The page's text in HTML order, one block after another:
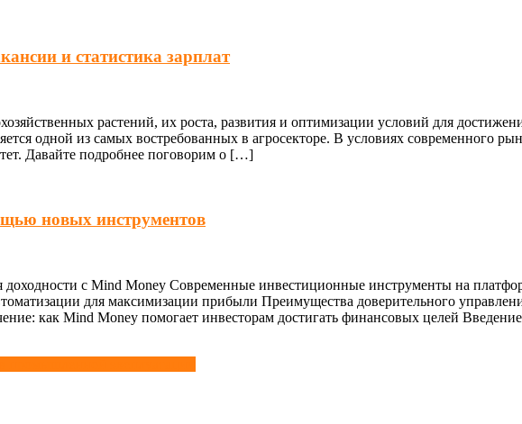
и статистика зарплат
растений, их роста, развития и оптимизации условий для
одной из самых востребованных в агросекторе. В условиях современного
Давайте подробнее поговорим о […]
новых инструментов
с Mind Money Современные инвестиционные инструменты на
для максимизации прибыли Преимущества доверительного
как Mind Money помогает инвесторам достигать финансовых целей